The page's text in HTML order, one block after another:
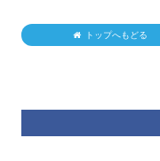
トップへもどる